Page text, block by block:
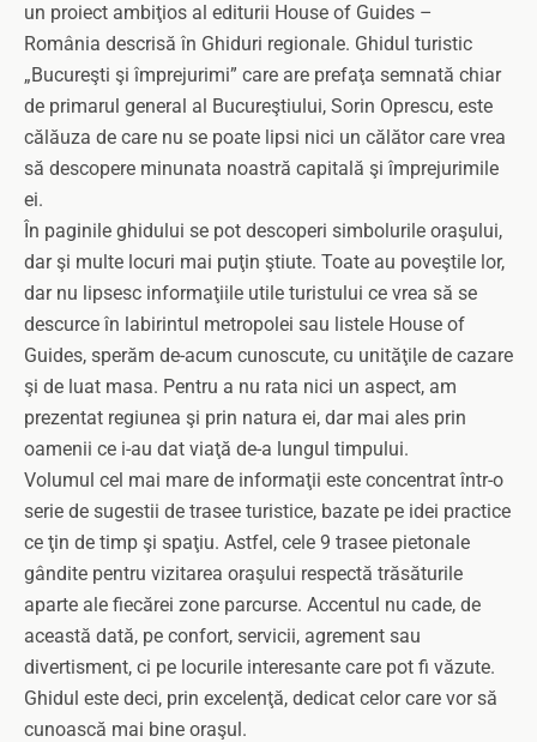
un proiect ambiţios al editurii House of Guides –
România descrisă în Ghiduri regionale. Ghidul turistic
„Bucureşti şi împrejurimi” care are prefaţa semnată chiar
de primarul general al Bucureştiului, Sorin Oprescu, este
călăuza de care nu se poate lipsi nici un călător care vrea
să descopere minunata noastră capitală şi împrejurimile
ei.
În paginile ghidului se pot descoperi simbolurile oraşului,
dar şi multe locuri mai puţin ştiute. Toate au poveştile lor,
dar nu lipsesc informaţiile utile turistului ce vrea să se
descurce în labirintul metropolei sau listele House of
Guides, sperăm de-acum cunoscute, cu unităţile de cazare
şi de luat masa. Pentru a nu rata nici un aspect, am
prezentat regiunea şi prin natura ei, dar mai ales prin
oamenii ce i-au dat viaţă de-a lungul timpului.
Volumul cel mai mare de informaţii este concentrat într-o
serie de sugestii de trasee turistice, bazate pe idei practice
ce ţin de timp şi spaţiu. Astfel, cele 9 trasee pietonale
gândite pentru vizitarea oraşului respectă trăsăturile
aparte ale fiecărei zone parcurse. Accentul nu cade, de
această dată, pe confort, servicii, agrement sau
divertisment, ci pe locurile interesante care pot fi văzute.
Ghidul este deci, prin excelenţă, dedicat celor care vor să
cunoască mai bine oraşul.